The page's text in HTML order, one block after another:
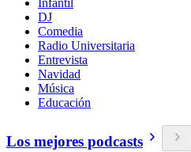
Infantil
DJ
Comedia
Radio Universitaria
Entrevista
Navidad
Música
Educación
Los mejores podcasts